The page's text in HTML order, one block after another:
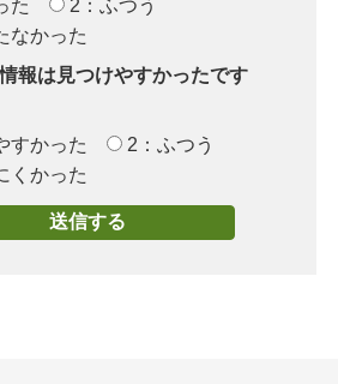
た
2：ふつう
なかった
報は見つけやすかったです
すかった
2：ふつう
くかった